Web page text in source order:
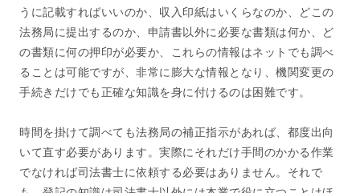
うに記載すればいいのか、収入印紙はいくらなのか、どこの
法務局に提出するのか、申請書以外に必要な書類は何か、ど
の書類に何の押印が必要か、これらの情報はネットでも調べ
ることは可能ですが、非常に膨大な情報となり、機関変更の
手続きだけでも正確な知識を身に付けるのは困難です。
時間を掛けて調べても法務局の補正指示があれば、都度出向
いて直す必要があります。実際にそれだけ手間のかかる作業
でなければ司法書士に依頼する必要はありません。それで